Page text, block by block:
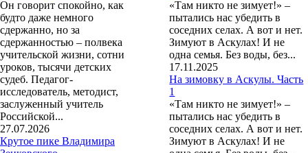
Он говорит спокойно, как
будто даже немного
сдержанно, но за
сдержанностью – полвека
учительской жизни, сотни
уроков, тысячи детских
судеб. Педагог-
исследователь, методист,
заслуженный учитель
Российской...
27.07.2026
Крутое пике Владимира
«Там никто не зимует!» –
пытались нас убедить в
соседних селах. А вот и нет.
Зимуют в Аскулах! И не
одна семья. Без воды, без...
17.11.2025
На зимовку в Аскулы. Часть
1
«Там никто не зимует!» –
пытались нас убедить в
соседних селах. А вот и нет.
Зимуют в Аскулах! И не